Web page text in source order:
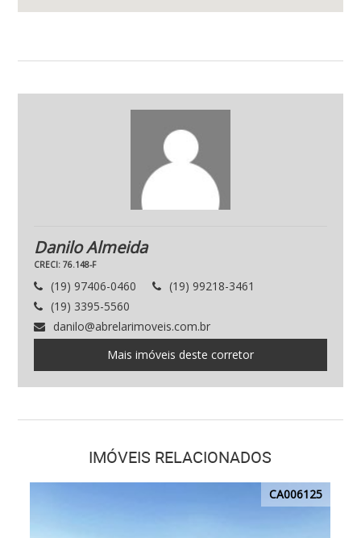
Danilo Almeida
CRECI: 76.148-F
(19) 97406-0460
(19) 99218-3461
(19) 3395-5560
danilo@abrelarimoveis.com.br
Mais imóveis deste corretor
IMÓVEIS RELACIONADOS
CA006125